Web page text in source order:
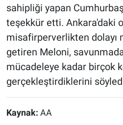
sahipliği yapan
teşekkür etti. Ankara'daki
misafirperverlikten dolayı
getiren Meloni,
mücadeleye kadar birçok
gerçekleştirdiklerini
Kaynak: AA